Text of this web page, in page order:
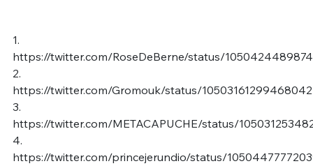
1.
https://twitter.com/RoseDeBerne/status/
2.
https://twitter.com/Gromouk/status/
3.
https://twitter.com/METACAPUCHE/status/
4.
https://twitter.com/princejerundio/status/